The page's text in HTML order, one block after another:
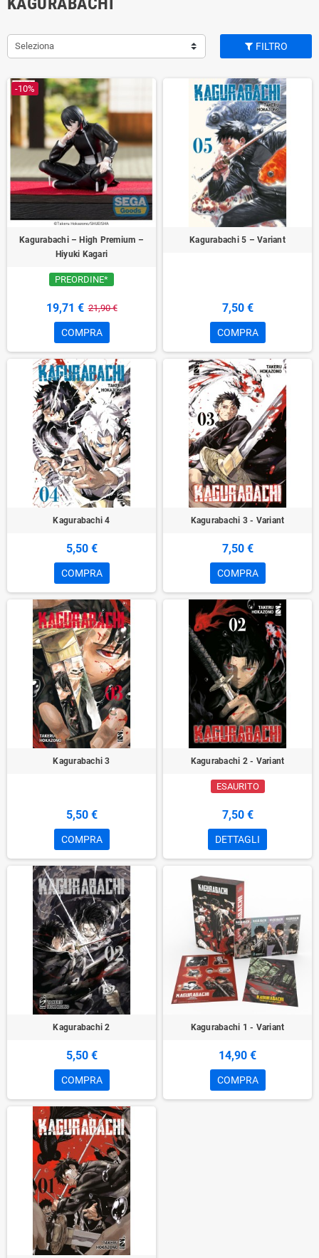
Seleziona FILTRO
-10%
Kagurabachi – High Premium –
Hiyuki Kagari
PREORDINE*
19,71 € 21,90 €
COMPRA
Kagurabachi 5 – Variant
7,50 €
COMPRA
Kagurabachi 4
5,50 €
COMPRA
Kagurabachi 3 - Variant
7,50 €
COMPRA
Kagurabachi 3
5,50 €
COMPRA
Kagurabachi 2 - Variant
ESAURITO
7,50 €
DETTAGLI
Kagurabachi 2
5,50 €
COMPRA
Kagurabachi 1 - Variant
14,90 €
COMPRA